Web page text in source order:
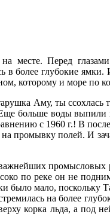
месте. Перед
в более глубокие
которому и море по
Аму, ты ссохлась
больше воды выпили
с 1960 г.! В
промывку полей. И
промысловых
по реке он не
было мало, поскольку
на более
корка льда, а под